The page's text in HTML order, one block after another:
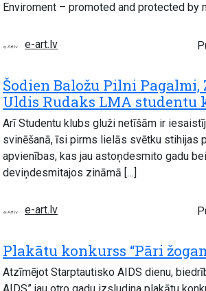
Enviroment – promoted and protected by
e-art.lv
Šodien Baložu Pilni Pagalmi,
Uldis Rudaks LMA studentu
Arī Studentu klubs gluži netīšām ir
svinēšanā, īsi pirms lielās svētku stihijas
apvienības, kas jau astoņdesmito gadu
deviņdesmitajos zināmā […]
e-art.lv
Plakātu konkurss “Pāri
Atzīmējot Starptautisko AIDS dienu,
AIDS” jau otro gadu izsludina plakātu